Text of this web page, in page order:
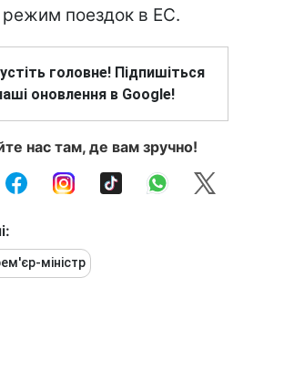
режим поездок в ЕС.
головне! Підпишіться
оновлення в Google!
нас там, де вам зручно!
міністр